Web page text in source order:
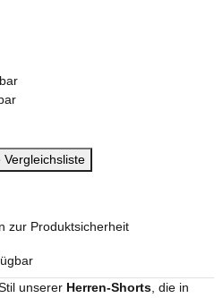
Vergleichsliste
zur Produktsicherheit
unserer Herren-Shorts , die in